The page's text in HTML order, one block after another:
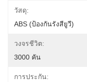
วัสดุ:
ABS (ป้องกันรังสียูวี)
วงจรชีวิต:
3000 คัน
การประกัน: